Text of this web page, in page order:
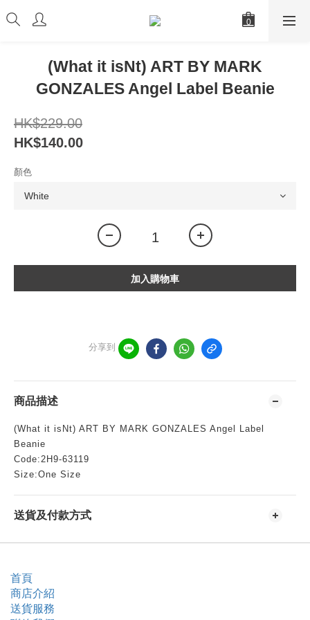
(What it isNt) ART BY MARK
GONZALES Angel Label Beanie
HK$229.00
HK$140.00
顏色
加入購物車
分享到
商品描述
(What it isNt) ART BY MARK GONZALES Angel Label
Beanie
Code:2H9-63119
Size:One Size
送貨及付款方式
首頁
商店介紹
送貨服務